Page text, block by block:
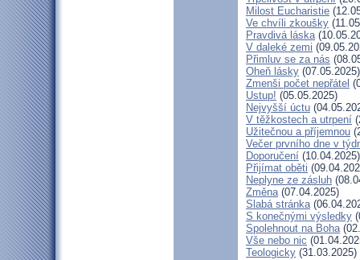
Milost Eucharistie
Ve chvíli zkoušky
Pravdivá láska
V daleké zemi
Přimluv se za nás
Oheň lásky (07.05.2025)
Zmenši počet nepřátel
Ustup! (05.05.2025)
Nejvyšší úctu
V těžkostech a utrpení
Užitečnou a příjemnou
Večer prvního dne v
Doporučení (10.04.2025)
Přijímat oběti
Neplyne ze zásluh
Změna(07.04.2025)
Slabá stránka
S konečnými výsledky
Spolehnout na Boha
Vše nebo nic
Teologicky (31.03.2025)